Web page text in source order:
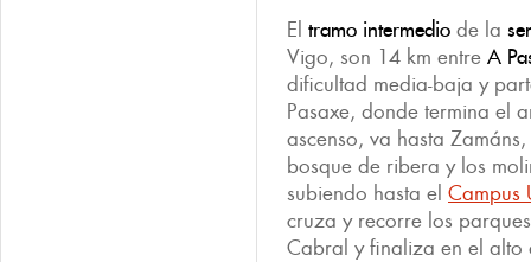
El tramo intermedio de la
Vigo, son 14 km entre A
dificultad media-baja y
Pasaxe, donde termina el
ascenso, va hasta
bosque de ribera y los
subiendo hasta el Campus
cruza y recorre los
Cabral y finaliza en el alto